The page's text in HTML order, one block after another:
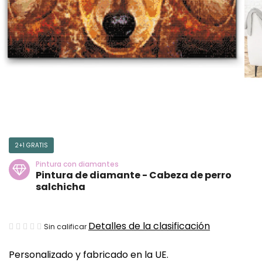
Personalizado y fabricado en la UE.
2+1 GRATIS
Pintura con diamantes
Pintura de diamante - Cabeza de perro
salchicha
La
media
Sin calificar Detalles de la clasificación